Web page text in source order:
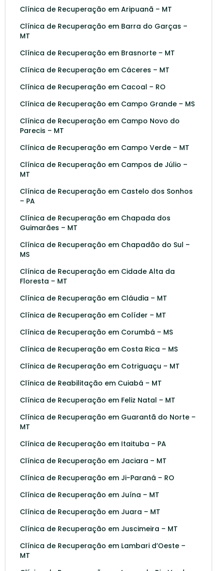
Clínica de Recuperação em Aripuanã – MT
Clínica de Recuperação em Barra do Garças –
MT
Clínica de Recuperação em Brasnorte – MT
Clínica de Recuperação em Cáceres – MT
Clínica de Recuperação em Cacoal – RO
Clínica de Recuperação em Campo Grande – MS
Clínica de Recuperação em Campo Novo do
Parecis – MT
Clínica de Recuperação em Campo Verde – MT
Clínica de Recuperação em Campos de Júlio –
MT
Clínica de Recuperação em Castelo dos Sonhos
– PA
Clínica de Recuperação em Chapada dos
Guimarães – MT
Clínica de Recuperação em Chapadão do Sul –
MS
Clínica de Recuperação em Cidade Alta da
Floresta – MT
Clínica de Recuperação em Cláudia – MT
Clínica de Recuperação em Colíder – MT
Clínica de Recuperação em Corumbá – MS
Clínica de Recuperação em Costa Rica – MS
Clínica de Recuperação em Cotriguaçu – MT
Clínica de Reabilitação em Cuiabá – MT
Clínica de Recuperação em Feliz Natal – MT
Clínica de Recuperação em Guarantã do Norte –
MT
Clínica de Recuperação em Itaituba – PA
Clínica de Recuperação em Jaciara – MT
Clínica de Recuperação em Ji-Paraná – RO
Clínica de Recuperação em Juína – MT
Clínica de Recuperação em Juara – MT
Clínica de Recuperação em Juscimeira – MT
Clínica de Recuperação em Lambari d’Oeste –
MT